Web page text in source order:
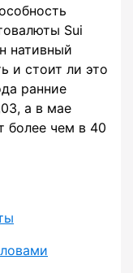
Sui
нативный
и стоит ли это
ранние
а в мае
более чем в 40